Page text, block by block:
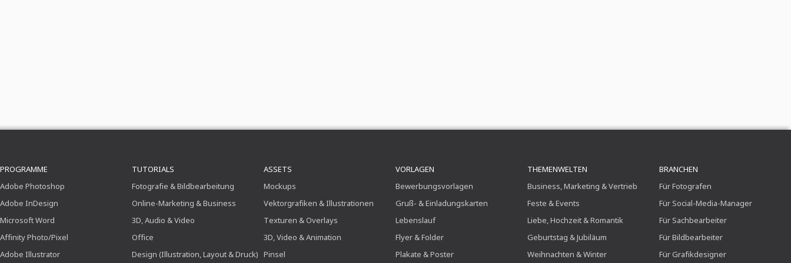
PROGRAMME
Adobe Photoshop
Adobe InDesign
Microsoft Word
Affinity Photo/Pixel
Adobe Illustrator
TUTORIALS
Fotografie & Bildbearbeitung
Online-Marketing & Business
3D, Audio & Video
Office
Design (Illustration, Layout & Druck)
ASSETS
Mockups
Vektorgrafiken & Illustrationen
Texturen & Overlays
3D, Video & Animation
Pinsel
VORLAGEN
Bewerbungsvorlagen
Gruß- & Einladungskarten
Lebenslauf
Flyer & Folder
Plakate & Poster
THEMENWELTEN
Business, Marketing & Vertrieb
Feste & Events
Liebe, Hochzeit & Romantik
Geburtstag & Jubiläum
Weihnachten & Winter
BRANCHEN
Für Fotografen
Für Social-Media-Manager
Für Sachbearbeiter
Für Bildbearbeiter
Für Grafikdesigner